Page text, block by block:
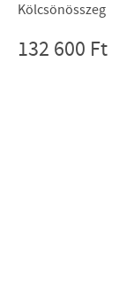
Kölcsönösszeg
132 600 Ft